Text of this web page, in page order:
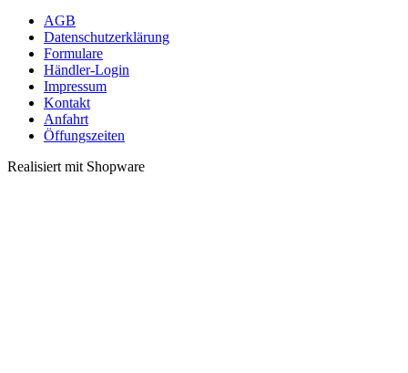
AGB
Datenschutzerklärung
Formulare
Händler-Login
Impressum
Kontakt
Anfahrt
Öffungszeiten
Realisiert mit Shopware